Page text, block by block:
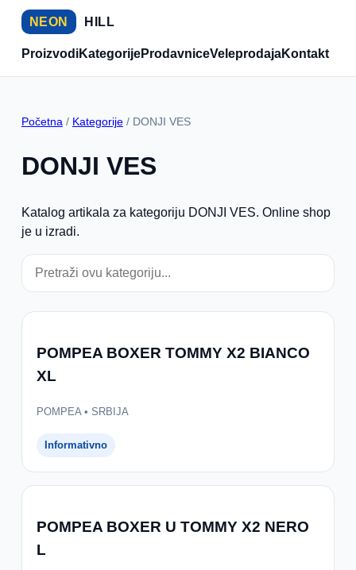
NEON HILL
ProizvodiKategorijeProdavniceVeleprodajaKontakt
Početna / Kategorije/ DONJI VES
DONJI VES
Katalog artikala za kategoriju DONJI VES. Online shop
je u izradi.
POMPEA BOXER TOMMY X2 BIANCO
XL
POMPEA • SRBIJA
Informativno
POMPEA BOXER U TOMMY X2 NERO
L